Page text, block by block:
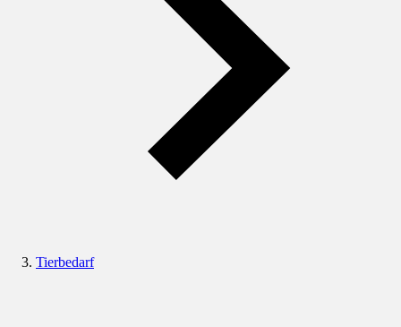
Tierbedarf